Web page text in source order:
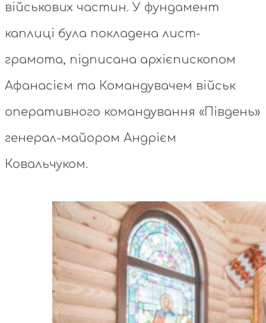
військових частин. У фундамент
каплиці була покладена лист-
грамота, підписана архієпископом
Афанасієм та Командувачем військ
оперативного командування «Південь»
генерал-майором Андрієм
Ковальчуком.